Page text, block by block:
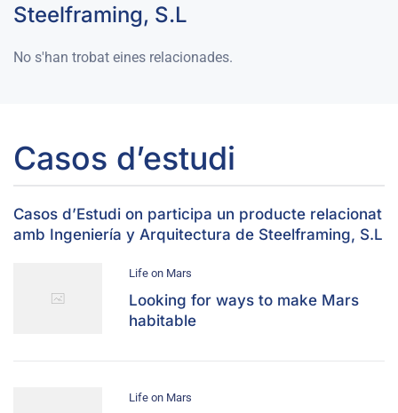
Steelframing, S.L
No s'han trobat eines relacionades.
Casos d’estudi
Casos d’Estudi on participa un producte relacionat
amb Ingeniería y Arquitectura de Steelframing, S.L
Life on Mars
Looking for ways to make Mars
habitable
Life on Mars